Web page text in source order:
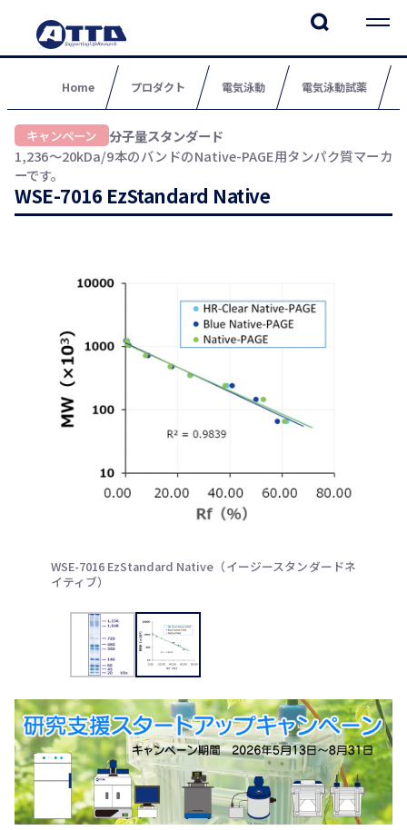
Home プロダクト 電気泳動 電気泳動試薬
分子量スタンダード
1,236～20kDa/9本のバンドのNative-PAGE用タンパク質マーカ
ーです。
WSE-7016 EzStandard Native
WSE-7016 EzStandard Native（イージースタンダードネ
イティブ）